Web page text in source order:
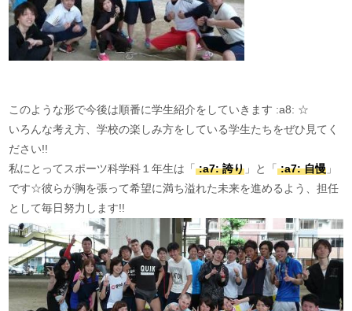
このような形で今後は順番に学生紹介をしていきます :a8: ☆
いろんな考え方、学校の楽しみ方をしている学生たちをぜひ見てく
ださい!!
私にとってスポーツ科学科１年生は「:a7: 誇り 」と「:a7: 自慢 」
です☆彼らが胸を張って希望に満ち溢れた未来を進めるよう、担任
として毎日努力します!!